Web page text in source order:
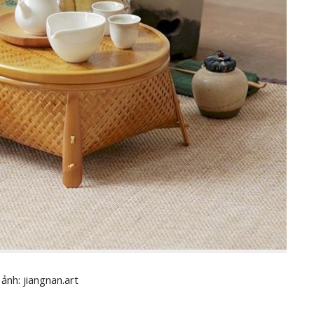
jiangnan.art